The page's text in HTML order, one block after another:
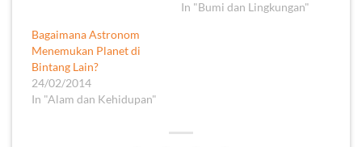
In "Bumi dan Lingkungan"
Bagaimana Astronom
Menemukan Planet di
Bintang Lain?
24/02/2014
In "Alam dan Kehidupan"